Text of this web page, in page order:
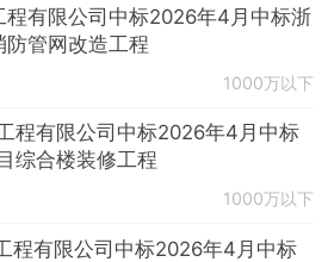
程有限公司中标2026年4月中标浙
管网改造工程
1000万以下
程有限公司中标2026年4月中标
综合楼装修工程
1000万以下
程有限公司中标2026年4月中标